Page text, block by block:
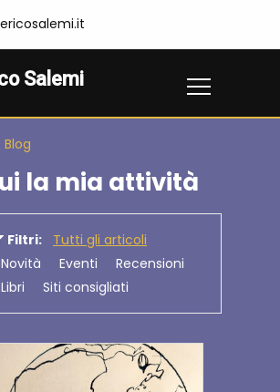
Salemi
Blog
la mia attività
Filtri:
Tutti gli articoli
Novità
Eventi
Recensioni
Libri
Siti consigliati